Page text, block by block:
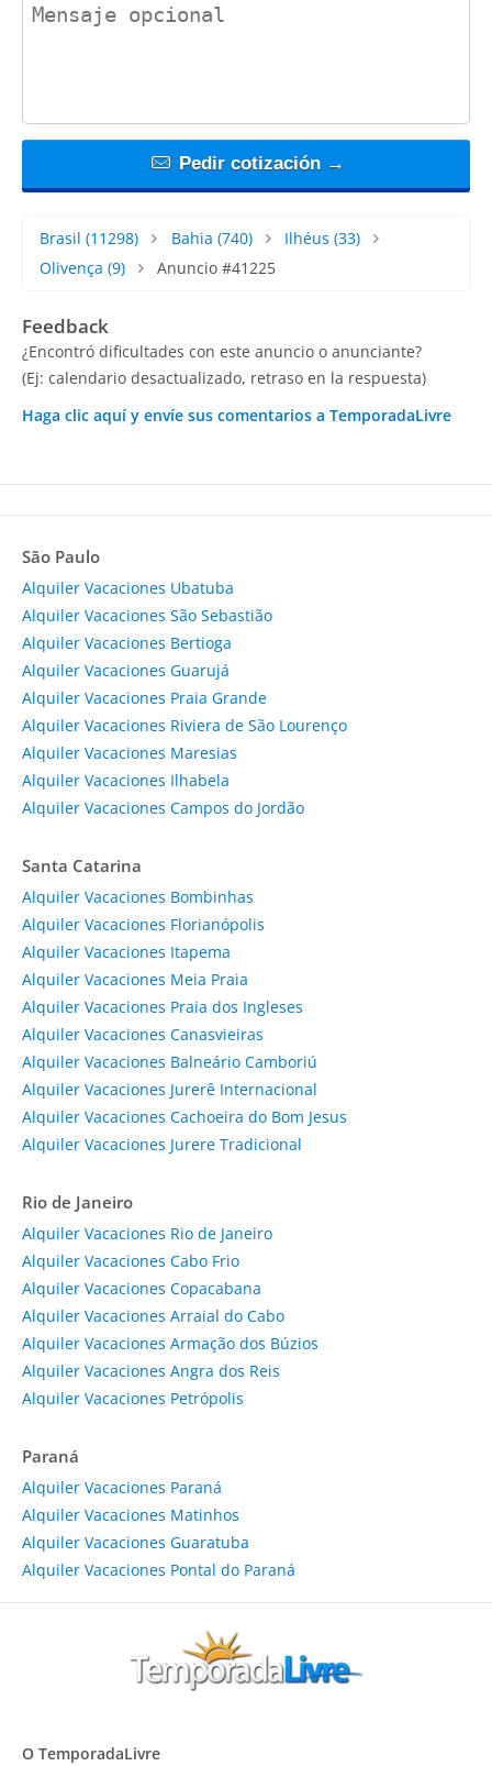
Pedir cotización →
Brasil (11298) Bahia (740) Ilhéus (33)
Olivença (9) Anuncio #41225
Feedback
¿Encontró dificultades con este anuncio o anunciante?
(Ej: calendario desactualizado, retraso en la respuesta)
Haga clic aquí y envíe sus comentarios a TemporadaLivre
São Paulo
Alquiler Vacaciones Ubatuba
Alquiler Vacaciones São Sebastião
Alquiler Vacaciones Bertioga
Alquiler Vacaciones Guarujá
Alquiler Vacaciones Praia Grande
Alquiler Vacaciones Riviera de São Lourenço
Alquiler Vacaciones Maresias
Alquiler Vacaciones Ilhabela
Alquiler Vacaciones Campos do Jordão
Santa Catarina
Alquiler Vacaciones Bombinhas
Alquiler Vacaciones Florianópolis
Alquiler Vacaciones Itapema
Alquiler Vacaciones Meia Praia
Alquiler Vacaciones Praia dos Ingleses
Alquiler Vacaciones Canasvieiras
Alquiler Vacaciones Balneário Camboriú
Alquiler Vacaciones Jurerê Internacional
Alquiler Vacaciones Cachoeira do Bom Jesus
Alquiler Vacaciones Jurere Tradicional
Rio de Janeiro
Alquiler Vacaciones Rio de Janeiro
Alquiler Vacaciones Cabo Frio
Alquiler Vacaciones Copacabana
Alquiler Vacaciones Arraial do Cabo
Alquiler Vacaciones Armação dos Búzios
Alquiler Vacaciones Angra dos Reis
Alquiler Vacaciones Petrópolis
Paraná
Alquiler Vacaciones Paraná
Alquiler Vacaciones Matinhos
Alquiler Vacaciones Guaratuba
Alquiler Vacaciones Pontal do Paraná
O TemporadaLivre